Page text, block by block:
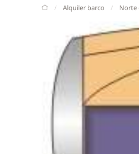
GlobeSailor
Alquiler barco Norte